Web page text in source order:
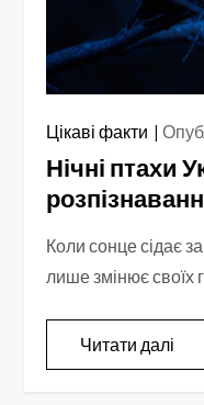
Цікаві факти
Нічні птахи
Коли сонце сідає
лише змінює своїх
Читати далі